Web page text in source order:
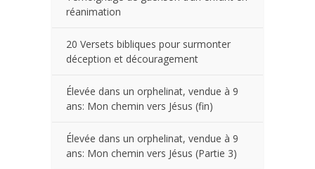
réanimation
20 Versets bibliques pour surmonter
déception et découragement
Élevée dans un orphelinat, vendue à 9
ans: Mon chemin vers Jésus (fin)
Élevée dans un orphelinat, vendue à 9
ans: Mon chemin vers Jésus (Partie 3)